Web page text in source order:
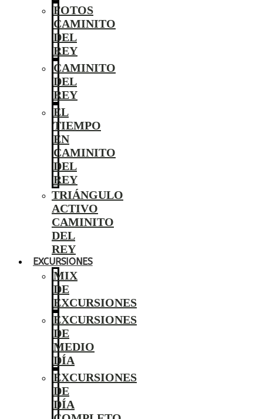
FOTOS
CAMINITO
DEL
REY
CAMINITO
DEL
REY
EL
TIEMPO
EN
CAMINITO
DEL
REY
TRIÁNGULO
ACTIVO
CAMINITO
DEL
REY
EXCURSIONES
MIX
DE
EXCURSIONES
EXCURSIONES
DE
MEDIO
DÍA
EXCURSIONES
DE
DÍA